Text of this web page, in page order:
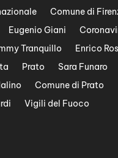
Comune di
Eugenio Giani
Tranquillo
Enrico
Prato Sara Funaro
Comune di Prato
Vigili del Fuoco